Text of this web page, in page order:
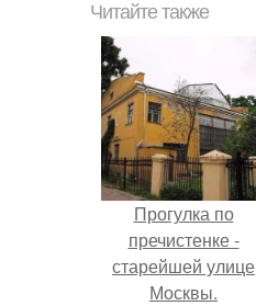
Читайте также
Прогулка по
пречистенке -
старейшей улице
Москвы.